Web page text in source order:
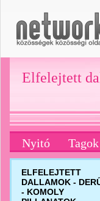
Elfelejtett
Nyitó Tagok
ELFELEJTETT
DALLAMOK -
- KOMOLY